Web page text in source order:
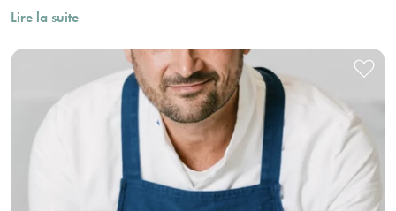
Lire la suite